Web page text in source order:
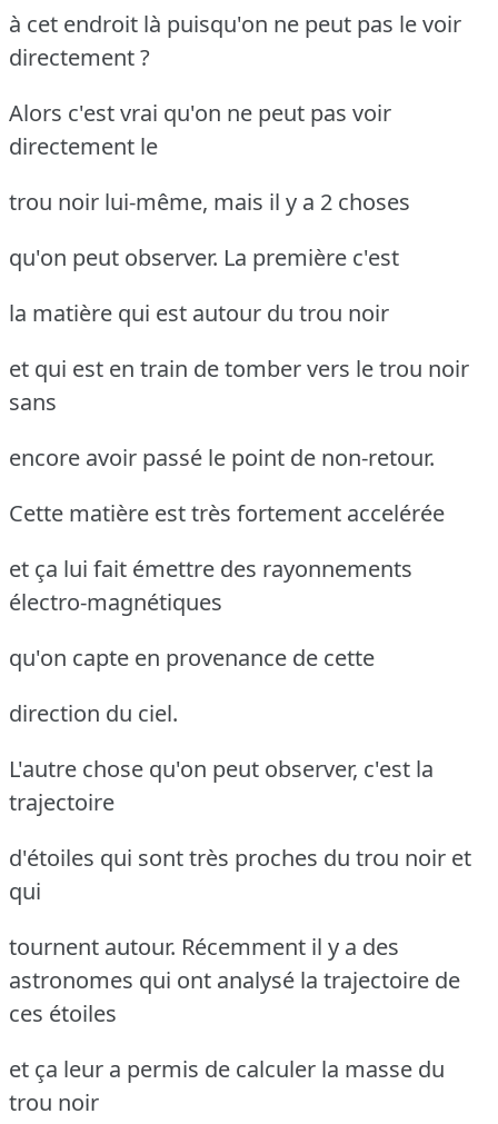
à cet endroit là puisqu'on ne peut pas le voir
directement ?
Alors c'est vrai qu'on ne peut pas voir
directement le
trou noir lui-même, mais il y a 2 choses
qu'on peut observer. La première c'est
la matière qui est autour du trou noir
et qui est en train de tomber vers le trou noir
sans
encore avoir passé le point de non-retour.
Cette matière est très fortement accelérée
et ça lui fait émettre des rayonnements
électro-magnétiques
qu'on capte en provenance de cette
direction du ciel.
L'autre chose qu'on peut observer, c'est la
trajectoire
d'étoiles qui sont très proches du trou noir et
qui
tournent autour. Récemment il y a des
astronomes qui ont analysé la trajectoire de
ces étoiles
et ça leur a permis de calculer la masse du
trou noir